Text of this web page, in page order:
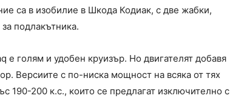
са в изобилие в Шкода Кодиак, с две жабки,
подлакътника.
е голям и удобен круизър. Но двигателят добавя
Версиите с по-ниска мощност на всяка от тях
190-200 к.с., които се предлагат изключително с